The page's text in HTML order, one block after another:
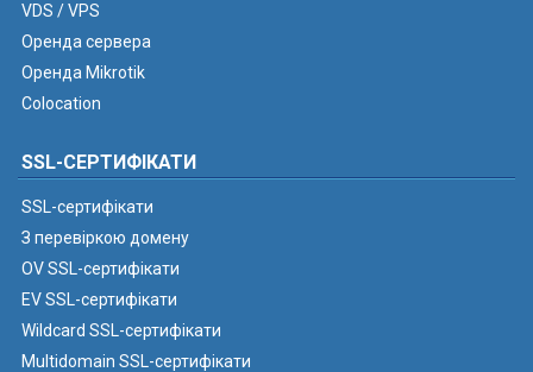
VDS / VPS
Оренда сервера
Оренда Mikrotik
Colocation
SSL-СЕРТИФІКАТИ
SSL-сертифікати
З перевіркою домену
OV SSL-сертифікати
EV SSL-сертифікати
Wildcard SSL-сертифікати
Multidomain SSL-сертифікати